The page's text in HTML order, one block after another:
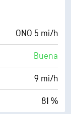
43 %
10 mi
30000 ft
ONO 5 mi/h
Buena
9 mi/h
81 %